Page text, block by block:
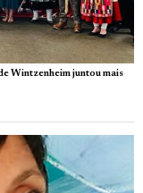
Wintzenheim juntou mais